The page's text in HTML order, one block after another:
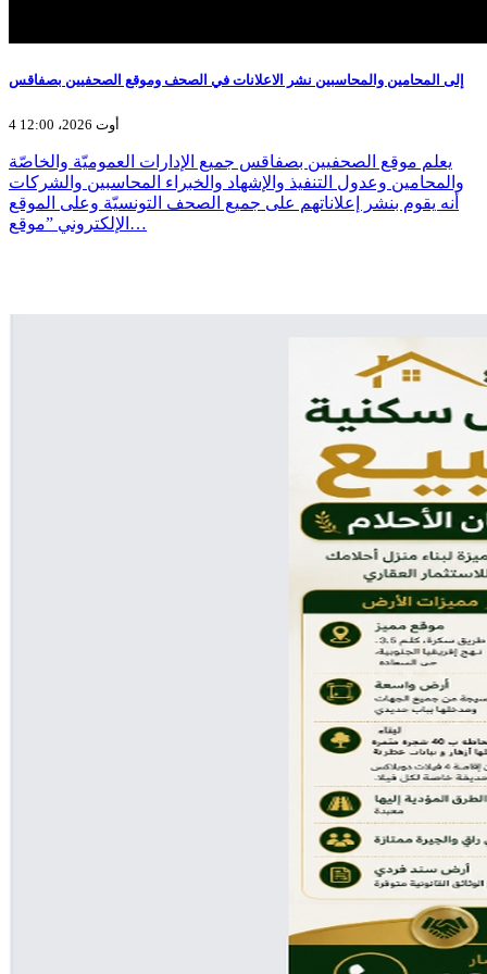
إلى المحامين والمحاسبين نشر الاعلانات في الصحف وموقع الصحفيين بصفاقس
4 أوت 2026، 12:00
يعلم موقع الصحفيين بصفاقس جميع الإدارات العموميّة والخاصّة
والمحامين وعدول التنفيذ والإشهاد والخبراء المحاسبين والشركات
أنه يقوم بنشر إعلاناتهم على جميع الصحف التونسيّة وعلى الموقع
الإلكتروني ”موقع…